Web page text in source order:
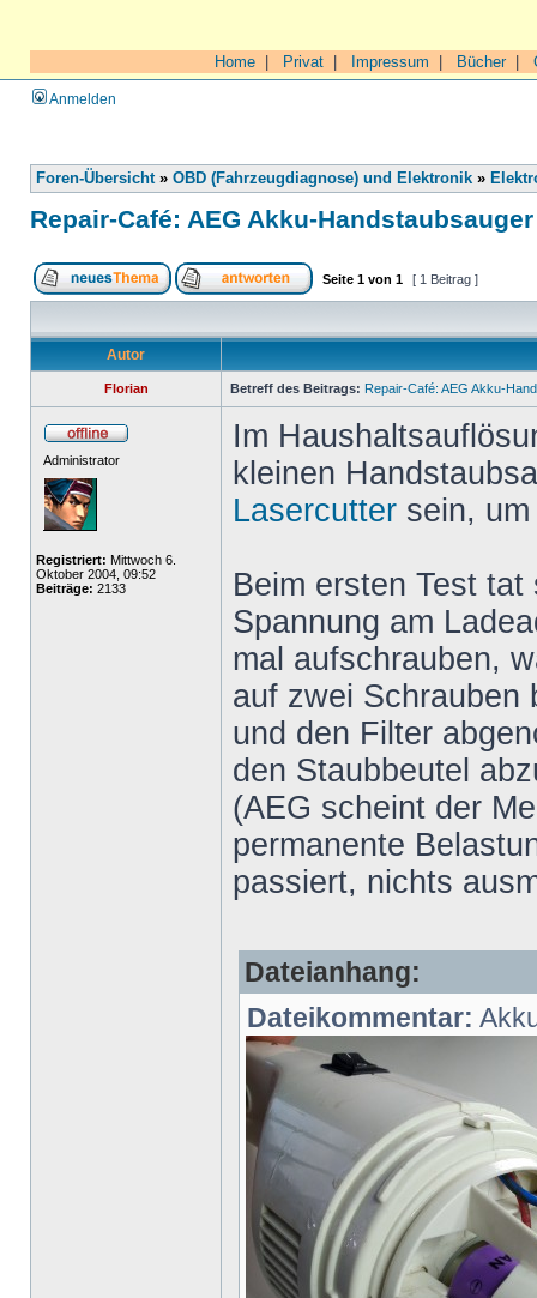
Home Privat Impressum Bücher|
Anmelden
Foren-Übersicht» OBD (Fahrzeugdiagnose) und Elektronik »
Repair-Café: AEG Akku-
Seite 1 von 1 [ 1 Beitrag ]
Autor
Florian Betreff des Beitrags: Repair-Café: AEG Akku-
Administrator
Registriert: Mittwoch 6.
Oktober 2004, 09:52
Beiträge: 2133
Im
kleinen
Lasercutter sein,
Beim ersten Test
Spannung am
mal aufschrauben,
auf zwei Schrauben
und den Filter
den Staubbeutel
(AEG scheint der
permanente
passiert, nichts
Dateianhang:
Dateikommentar: